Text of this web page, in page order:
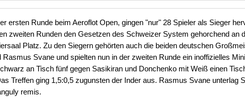
ersten Runde beim Aeroflot Open, gingen "nur" 28 Spieler als Sieger
zweiten Runden den Gesetzen des Schweizer System gehorchend an
Platz. Zu den Siegern gehörten auch die beiden deutschen
Svane und spielten nun in der zweiten Runde ein inoffizielles
an Tisch fünf gegen Sasikiran und Donchenko mit Weiß einen
Treffen ging 1,5:0,5 zugunsten der Inder aus. Rasmus Svane unterlag
remis.